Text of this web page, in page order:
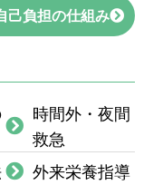
己負担の仕組み
時間外・夜間
救急
外来栄養指導